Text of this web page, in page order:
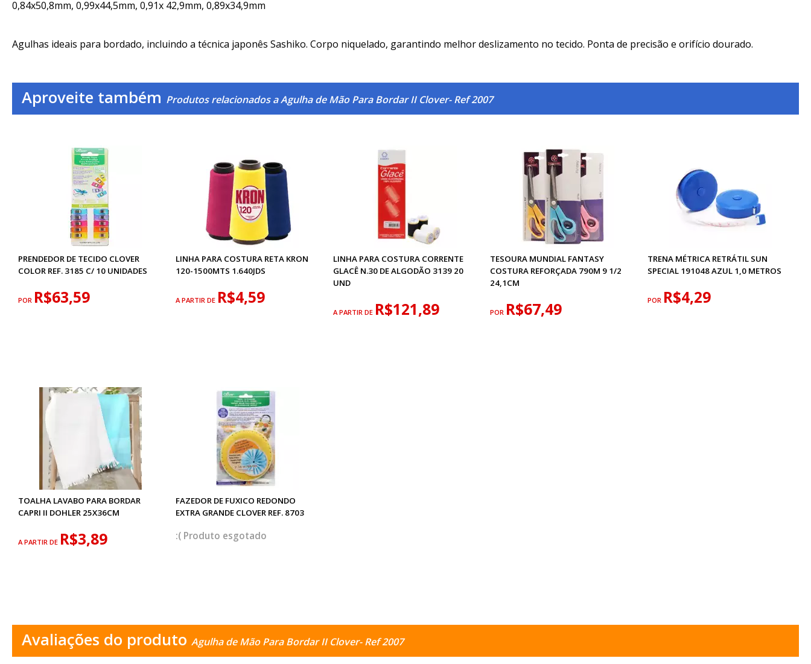
0,84x50,8mm, 0,99x44,5mm, 0,91x 42,9mm, 0,89x34,9mm
Agulhas ideais para bordado, incluindo a técnica japonês Sashiko. Corpo niquelado, garantindo melhor deslizamento no tecido. Ponta de precisão e orifício dourado.
Aproveite também Produtos relacionados a Agulha de Mão Para Bordar II Clover- Ref 2007
PRENDEDOR DE TECIDO CLOVER
COLOR REF. 3185 C/ 10 UNIDADES
POR R$63,59
LINHA PARA COSTURA RETA KRON
120-1500MTS 1.640JDS
A PARTIR DE R$4,59
LINHA PARA COSTURA CORRENTE
GLACÊ N.30 DE ALGODÃO 3139 20
UND
A PARTIR DE R$121,89
TESOURA MUNDIAL FANTASY
COSTURA REFORÇADA 790M 9 1/2
24,1CM
POR R$67,49
TRENA MÉTRICA RETRÁTIL SUN
SPECIAL 191048 AZUL 1,0 METROS
POR R$4,29
TOALHA LAVABO PARA BORDAR
CAPRI II DOHLER 25X36CM
A PARTIR DE R$3,89
FAZEDOR DE FUXICO REDONDO
EXTRA GRANDE CLOVER REF. 8703
esgotado
Avaliações do produto Agulha de Mão Para Bordar II Clover- Ref 2007